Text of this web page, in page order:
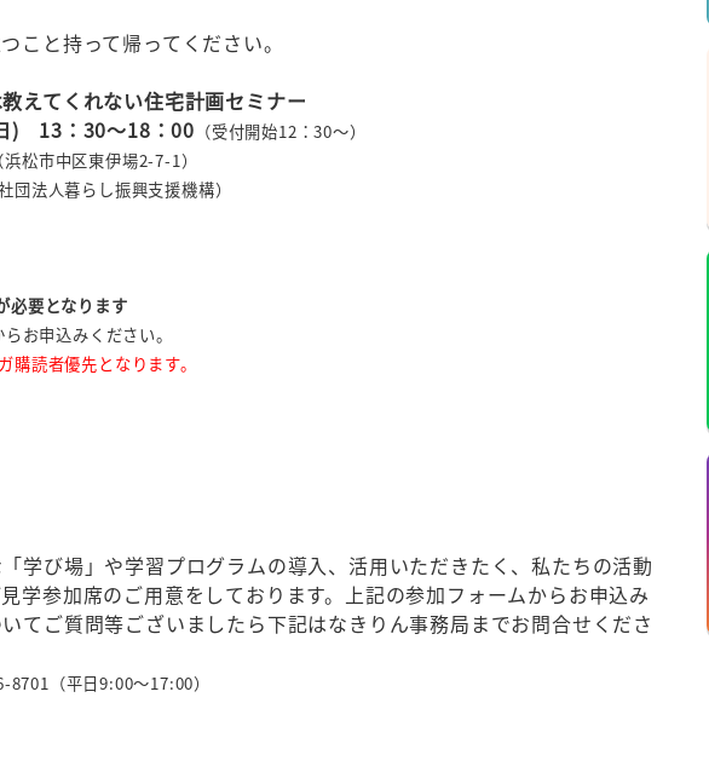
こと持って帰ってください。
えてくれない住宅計画セミナー
) 13：30～18：00 （受付開始12：30～）
（浜松市中区東伊場2-7-1）
社団法人暮らし振興支援機構）
必要となります
お申込みください。
読者優先となります。
学び場」や学習プログラムの導入、活用いただきたく、私たちの活動
学参加席のご用意をしております。上記の参加フォームからお申込み
てご質問等ございましたら下記はなきりん事務局までお問合せくださ
（平日9:00～17:00）